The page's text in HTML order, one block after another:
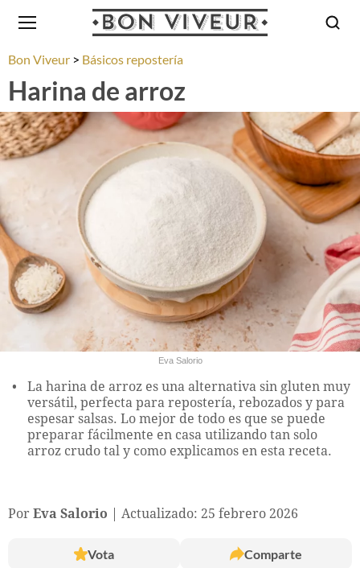
Bon Viveur Básicos repostería
Harina de arroz
Eva Salorio
La harina de arroz es una alternativa sin gluten muy
versátil, perfecta para repostería, rebozados y para
espesar salsas. Lo mejor de todo es que se puede
preparar fácilmente en casa utilizando tan solo
arroz crudo tal y como explicamos en esta receta.
Por Eva Salorio Actualizado: 25 febrero 2026
Vota Comparte